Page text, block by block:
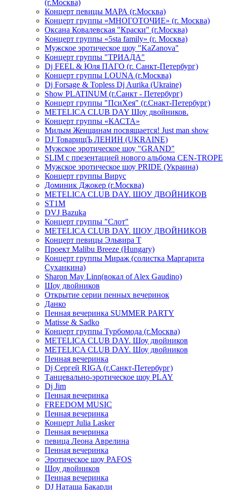
(г.Москва)
Концерт певицы МАРА (г.Москва)
Концерт группы «МНОГОТОЧИЕ» (г. Москва)
Оксана Ковалевская "Краски" (г.Москва)
Концерт группы «5sta family» (г. Москва)
Мужское эротическое шоу "KaZanova"
Концерт группы "ТРИАДА"
Dj FEEL & Юля ПАГО (г. Санкт-Петербург)
Концерт группы LOUNA (г.Москва)
Dj Forsage & Topless Dj Aurika (Ukraine)
Show PLATINUM (г.Санкт - Петербург)
Концерт группы "ПсиХея" (г.Снакт-Петербург)
METELICA CLUB DAY Шоу двойников.
Концерт группы «КАСТА»
Милым Женщинам посвящается! Just man show
DJ ТоварищЪ ЛЕНИН (UKRAINE)
Мужское эротическое шоу "GRAND"
SLIM с презентацией нового альбома CEN-TROPE
Мужское эротическое шоу PRIDE (Украина)
Концерт группы Вирус
Доминик Джокер (г.Москва)
METELICA CLUB DAY. ШОУ ДВОЙНИКОВ
ST1M
DVJ Bazuka
Концерт группы "Слот"
METELICA CLUB DAY. ШОУ ДВОЙНИКОВ
Концерт певицы Эльвира Т
Проект Malibu Breeze (Hungary)
Концерт группы Мираж (солистка Маргарита
Суханкина)
Sharon May Linn(вокал of Alex Gaudino)
Шоу двойников
Открытие серии пенных вечеринок
Данко
Пенная вечеринка SUMMER PARTY
Matisse & Sadko
Концерт группы Турбомода (г.Москва)
METELICA CLUB DAY. Шоу двойников
METELICA CLUB DAY. Шоу двойников
Пенная вечеринка
Dj Сергей RIGA (г.Санкт-Петербург)
Танцевально-эротическое шоу PLAY
Dj Jim
Пенная вечеринка
FREEDOM MUSIC
Пенная вечеринка
Концерт Julia Lasker
Пенная вечеринка
певица Леона Аврелина
Пенная вечеринка
Эротическое шоу PAFOS
Шоу двойников
Пенная вечеринка
DJ Наташа Бакарди